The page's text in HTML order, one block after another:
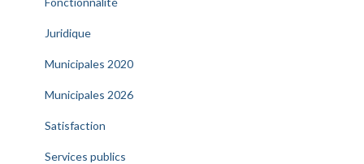
Juridique
Municipales 2020
Municipales 2026
Satisfaction
Services publics